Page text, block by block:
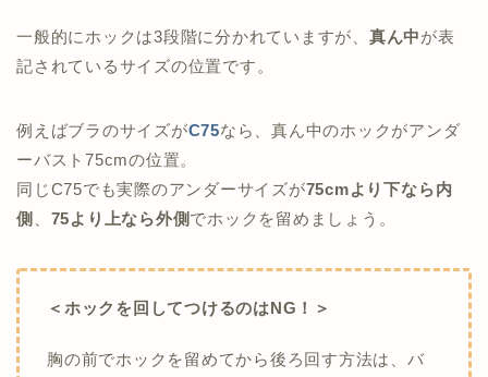
一般的にホックは3段階に分かれていますが、 真ん中が表
記されているサイズの位置です。
例えばブラのサイズがC75なら、真ん中のホックがアンダ
ーバスト75cmの位置。
同じC75でも実際のアンダーサイズが75cmより下なら内
側 、 75より上なら外側でホックを留めましょう。
＜ホックを回してつけるのはNG！＞
胸の前でホックを留めてから後ろ回す方法は、バ